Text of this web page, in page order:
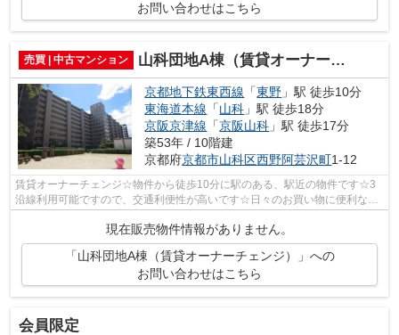
お問い合わせはこちら
売買 | 中古マンション 山科団地A棟（賃貸オーナーチェンジ）
京都地下鉄東西線 「東野 」駅 徒歩10分
東海道本線 「山科 」駅 徒歩18分
京阪京津線 「京阪山科 」駅 徒歩17分
築53年 / 10階建
京都府京都市山科区西野阿芸沢町1-12
賃貸オーナーチェンジ☆物件から徒歩10分に駅のある、駅近の物件です☆3
沿線利用可能ですので、交通利便性が高いです☆日々のお買い物に便利なフ
現在販売物件情報がありません。
「山科団地A棟（賃貸オーナーチェンジ）」への
お問い合わせはこちら
会員限定